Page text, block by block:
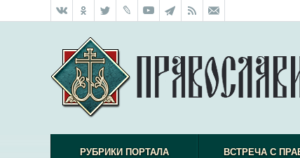
РУБРИКИ ПОРТАЛА ВСТРЕЧА С